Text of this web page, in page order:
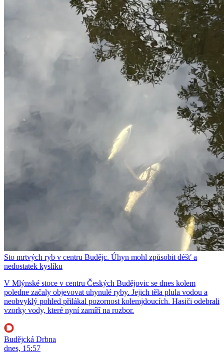
Sto mrtvých ryb v centru Budějc. Úhyn mohl způsobit déšť a
nedostatek kyslíku
V Mlýnské stoce v centru Českých Budějovic se dnes kolem
poledne začaly objevovat uhynulé ryby. Jejich těla plula vodou a
neobvyklý pohled přilákal pozornost kolemjdoucích. Hasiči odebrali
vzorky vody, které nyní zamíří na rozbor.
Budějcká Drbna
dnes, 15:57